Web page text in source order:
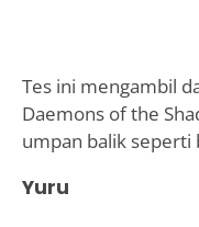
Tes ini mengambil
Daemons of the
umpan balik seperti
Yuru